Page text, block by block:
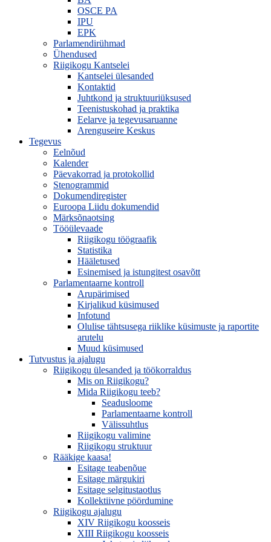
OSCE PA
IPU
EPK
Parlamendirühmad
Ühendused
Riigikogu Kantselei
Kantselei ülesanded
Kontaktid
Juhtkond ja struktuuriüksused
Teenistuskohad ja praktika
Eelarve ja tegevusaruanne
Arenguseire Keskus
Tegevus
Eelnõud
Kalender
Päevakorrad ja protokollid
Stenogrammid
Dokumendiregister
Euroopa Liidu dokumendid
Märksõnaotsing
Tööülevaade
Riigikogu töögraafik
Statistika
Hääletused
Esinemised ja istungitest osavõtt
Parlamentaarne kontroll
Arupärimised
Kirjalikud küsimused
Infotund
Olulise tähtsusega riiklike küsimuste ja raportite
arutelu
Muud küsimused
Tutvustus ja ajalugu
Riigikogu ülesanded ja töökorraldus
Mis on Riigikogu?
Mida Riigikogu teeb?
Seadusloome
Parlamentaarne kontroll
Välissuhtlus
Riigikogu valimine
Riigikogu struktuur
Rääkige kaasa!
Esitage teabenõue
Esitage märgukiri
Esitage selgitustaotlus
Kollektiivne pöördumine
Riigikogu ajalugu
XIV Riigikogu koosseis
XIII Riigikogu koosseis